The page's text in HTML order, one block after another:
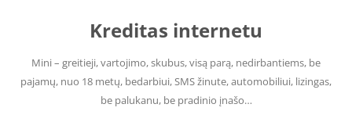
Kreditas internetu
Mini – greitieji, vartojimo, skubus, visą parą, nedirbantiems, be
pajamų, nuo 18 metų, bedarbiui, SMS žinute, automobiliui, lizingas,
be palukanu, be pradinio įnašo…